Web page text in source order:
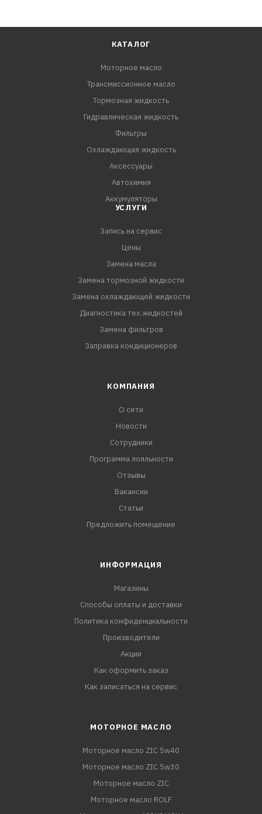
КАТАЛОГ
Моторное масло
Трансмиссионное масло
Тормозная жидкость
Гидравлическая жидкость
Фильтры
Охлаждающая жидкость
Аксессуары
Автохимия
Аккумуляторы
УСЛУГИ
Запись на сервис
Цены
Замена масла
Замена тормозной жидкости
Замена охлаждающей жидкости
Диагностика тех.жидкостей
Замена фильтров
Заправка кондиционеров
КОМПАНИЯ
О сети
Новости
Сотрудники
Программа лояльности
Отзывы
Вакансии
Статьи
Предложить помещение
ИНФОРМАЦИЯ
Магазины
Способы оплаты и доставки
Политика конфиденциальности
Производители
Акции
Как оформить заказ
Как записаться на сервис
МОТОРНОЕ МАСЛО
Моторное масло ZIC 5w40
Моторное масло ZIC 5w30
Моторное масло ZIC
Моторное масло ROLF